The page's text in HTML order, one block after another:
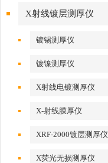
X射线镀层测厚仪
镀锡测厚仪
镀镍测厚仪
X射线电镀测厚仪
X-射线膜厚仪
XRF-2000镀层测厚仪
X荧光无损测厚仪